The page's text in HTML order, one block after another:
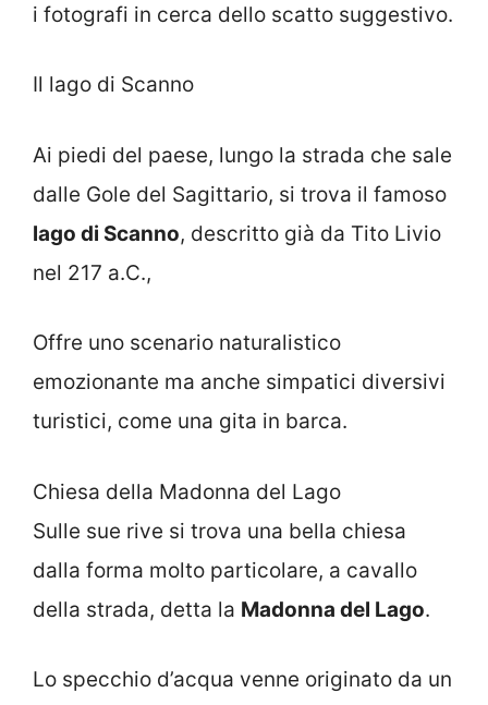
i fotografi in cerca dello scatto suggestivo.
Il lago di Scanno
Ai piedi del paese, lungo la strada che sale
dalle Gole del Sagittario, si trova il famoso
lago di Scanno, descritto già da Tito Livio
nel 217 a.C.,
Offre uno scenario naturalistico
emozionante ma anche simpatici diversivi
turistici, come una gita in barca.
Chiesa della Madonna del Lago
Sulle sue rive si trova una bella chiesa
dalla forma molto particolare, a cavallo
della strada, detta la Madonna del Lago.
Lo specchio d’acqua venne originato da un